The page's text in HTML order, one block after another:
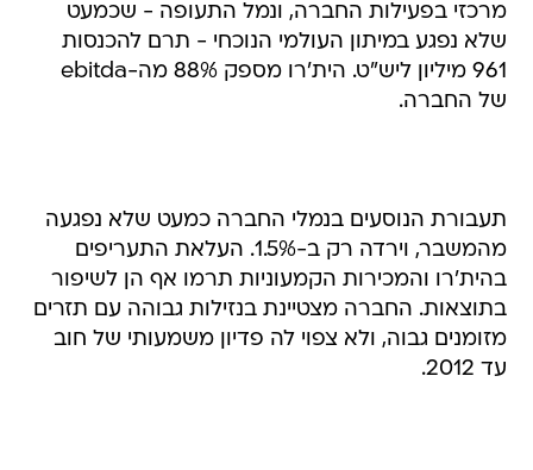
מרכזי בפעילות החברה, ונמל התעופה - שכמעט
שלא נפגע במיתון העולמי הנוכחי - תרם להכנסות
961 מיליון ליש"ט. הית'רו מספק 88% מה-ebitda
של החברה.
תעבורת הנוסעים בנמלי החברה כמעט שלא נפגעה
מהמשבר, וירדה רק ב-1.5%. העלאת התעריפים
בהית'רו והמכירות הקמעוניות תרמו אף הן לשיפור
בתוצאות. החברה מצטיינת בנזילות גבוהה עם תזרים
מזומנים גבוה, ולא צפוי לה פדיון משמעותי של חוב
עד 2012.